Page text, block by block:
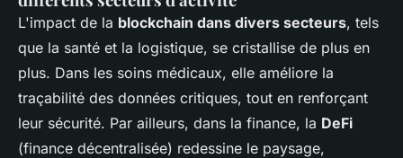
L'impact de la blockchain dans divers secteurs, tels
que la santé et la logistique, se cristallise de plus en
plus. Dans les soins médicaux, elle améliore la
traçabilité des données critiques, tout en renforçant
leur sécurité. Par ailleurs, dans la finance, la DeFi
(finance décentralisée) redessine le paysage,